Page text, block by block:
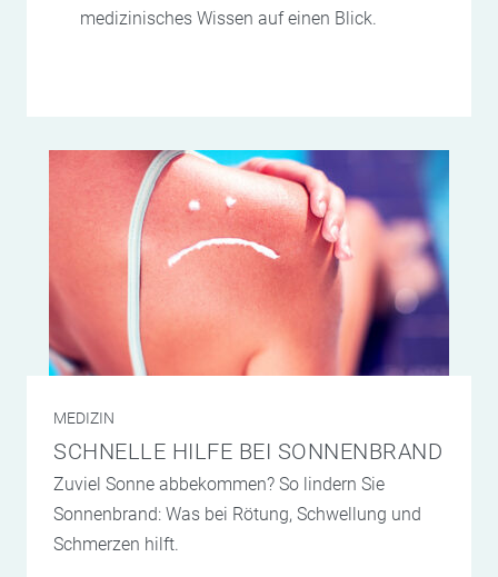
medizinisches Wissen auf einen Blick.
MEDIZIN
SCHNELLE HILFE BEI SONNENBRAND
Zuviel Sonne abbekommen? So lindern Sie
Sonnenbrand: Was bei Rötung, Schwellung und
Schmerzen hilft.